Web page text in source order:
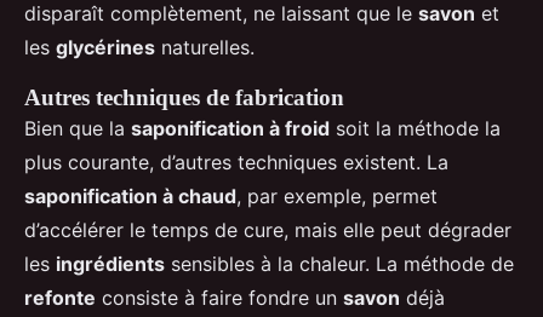
disparaît complètement, ne laissant que le savon et
les glycérines naturelles.
Autres techniques de fabrication
Bien que la saponification à froid soit la méthode la
plus courante, d’autres techniques existent. La
saponification à chaud, par exemple, permet
d’accélérer le temps de cure, mais elle peut dégrader
les ingrédients sensibles à la chaleur. La méthode de
refonte consiste à faire fondre un savon déjà